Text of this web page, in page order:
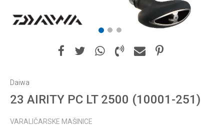
1 2 3
Daiwa
23 AIRITY PC LT 2500 (10001-251)
VARALIČARSKE MAŠINICE